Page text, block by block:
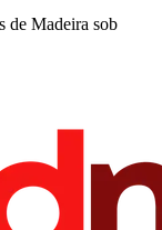
de Madeira sob